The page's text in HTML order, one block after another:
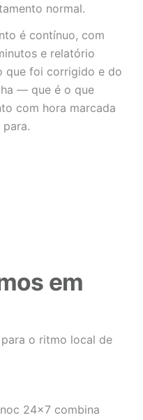
normal.
é contínuo, com
e relatório
que foi corrigido e do
— que é o que
com hora marcada
em
o ritmo local de
24×7 combina